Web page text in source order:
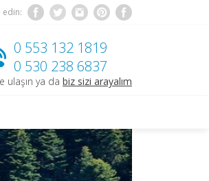
edin:
0 553 132 1819
0 530 238 6837
ulaşın ya da biz sizi arayalım